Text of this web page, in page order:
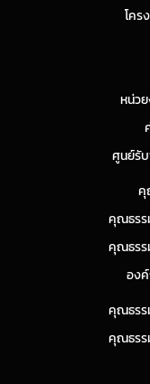
โคร
หน่ว
ศูนย์รั
คุ
คุณธรร
คุณธรร
อง
คุณธรร
คุณธรร